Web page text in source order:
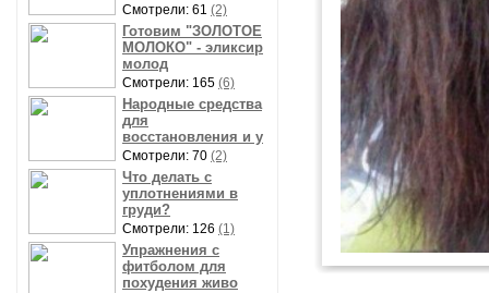
Смотрели: 61 (2)
Готовим "ЗОЛОТОЕ
МОЛОКО" - эликсир
молод
Смотрели: 165 (6)
Народные средства
для
восстановления и у
Смотрели: 70 (2)
Что делать с
уплотнениями в
груди?
Смотрели: 126 (1)
Упражнения с
фитболом для
похудения живо